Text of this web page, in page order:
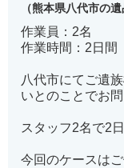
（熊本県八代市の遺
作業員：2名
作業時間：2日間
八代市にてご遺
いとのことでお
スタッフ2名で2
今回のケースは